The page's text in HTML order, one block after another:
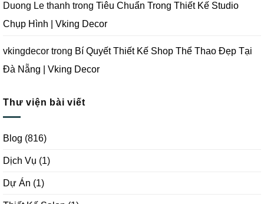
Duong Le thanh trong Tiêu Chuẩn Trong Thiết Kế Studio
Chụp Hình | Vking Decor
vkingdecor trong Bí Quyết Thiết Kế Shop Thể Thao Đẹp Tại
Đà Nẵng | Vking Decor
Thư viện bài viết
Blog (816)
Dịch Vụ (1)
Dự Án (1)